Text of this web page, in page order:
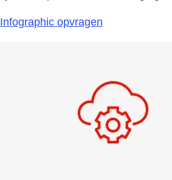
Infographic opvragen